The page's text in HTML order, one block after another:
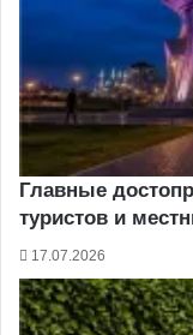
Главные
туристов и
17.07.2026